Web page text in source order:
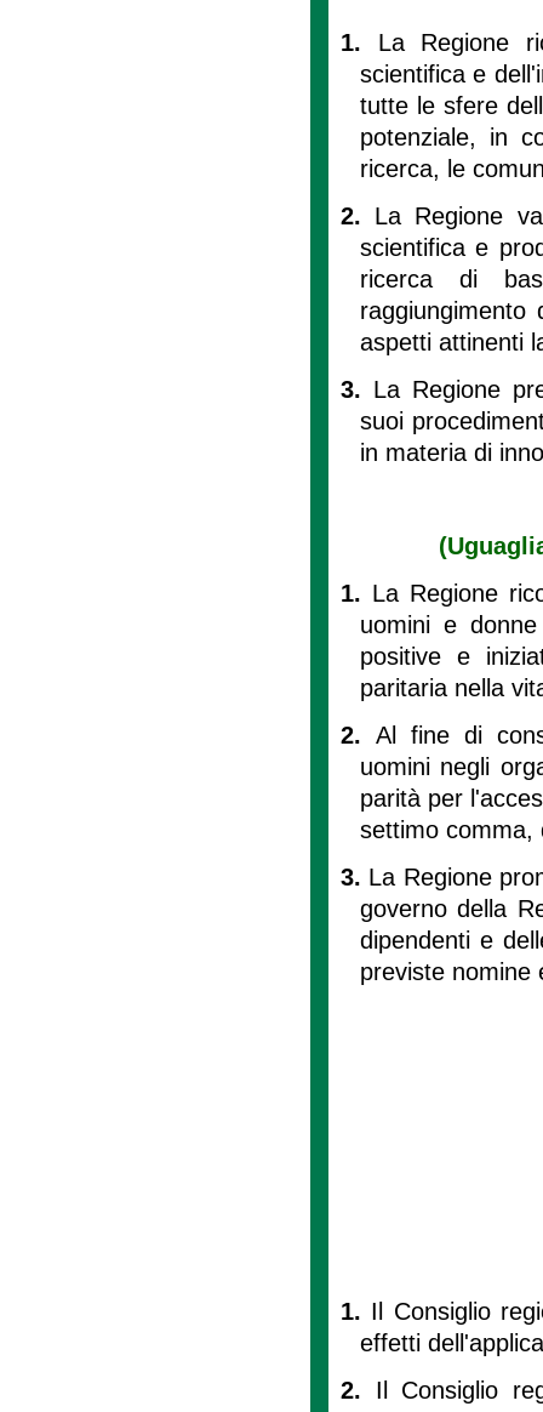
1. La Regione
scientifica e
tutte le sfere
potenziale, in
ricerca, le
2. La Regione
scientifica e
ricerca di
aspetti attinenti
3. La Regione
suoi
in materia di
1. La Regione
uomini e
positive e
paritaria nella
2.Al fine di
uomini negli
parità per
settimo comma,
3. La Regione
governo della
dipendenti e
previste nomine
1. Il Consiglio
effetti
2. Il Consiglio